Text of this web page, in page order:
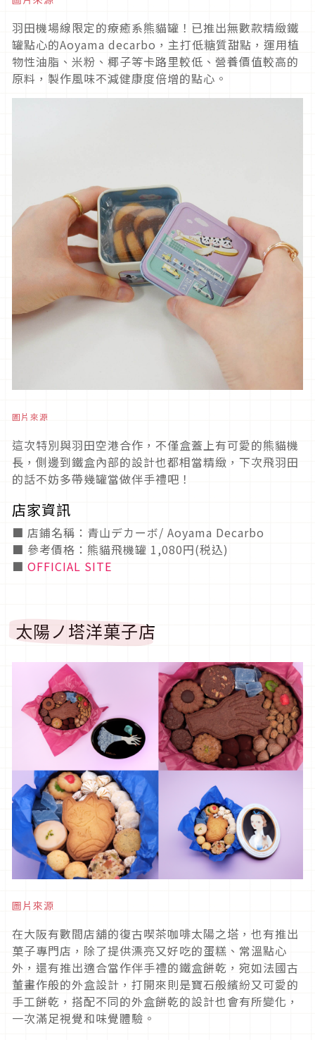
羽田機場線限定的療癒系熊貓罐！已推出無數款精緻鐵
罐點心的Aoyama decarbo，主打低糖質甜點，運用植
物性油脂、米粉、椰子等卡路里較低、營養價值較高的
原料，製作風味不減健康度倍增的點心。
圖片來源
這次特別與羽田空港合作，不僅盒蓋上有可愛的熊貓機
長，側邊到鐵盒內部的設計也都相當精緻，下次飛羽田
的話不妨多帶幾罐當做伴手禮吧！
店家資訊
■ 店鋪名稱：青山デカーボ/ Aoyama Decarbo
■ 參考價格：熊貓飛機罐 1,080円(税込)
■ OFFICIAL SITE
太陽ノ塔洋菓子店
圖片來源
在大阪有數間店舖的復古喫茶咖啡太陽之塔，也有推出
菓子專門店，除了提供漂亮又好吃的蛋糕、常溫點心
外，還有推出適合當作伴手禮的鐵盒餅乾，宛如法國古
董畫作般的外盒設計，打開來則是寶石般繽紛又可愛的
手工餅乾，搭配不同的外盒餅乾的設計也會有所變化，
一次滿足視覺和味覺體驗。